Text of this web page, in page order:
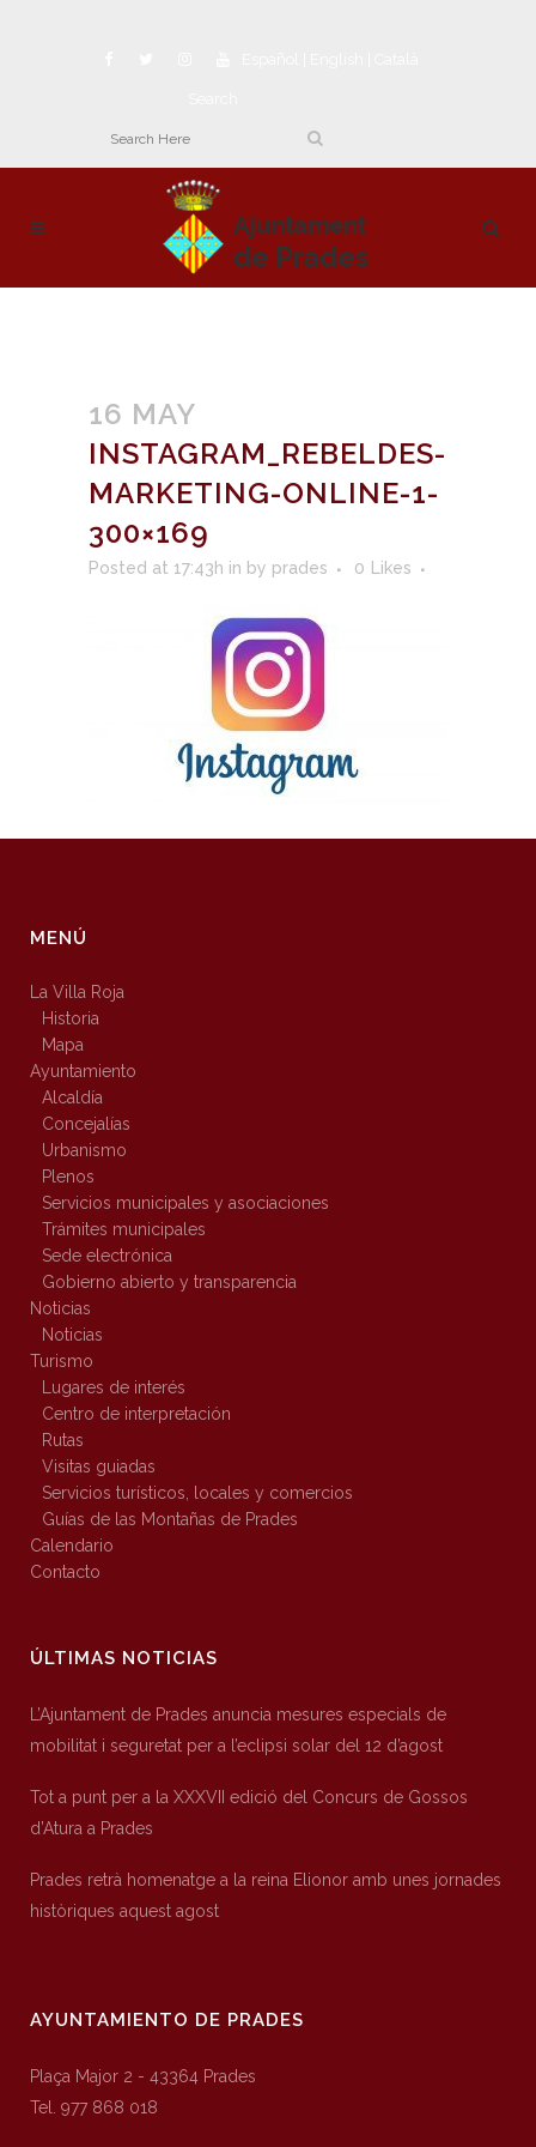
16 MAY
INSTAGRAM_REBELDES-
MARKETING-ONLINE-1-
300×169
Posted at 17:43h in by prades 0 Likes
MENÚ
La Villa Roja
Historia
Mapa
Ayuntamiento
Alcaldía
Concejalías
Urbanismo
Plenos
Servicios municipales y asociaciones
Trámites municipales
Sede electrónica
Gobierno abierto y transparencia
Noticias
Noticias
Turismo
Lugares de interés
Centro de interpretación
Rutas
Visitas guiadas
Servicios turísticos, locales y comercios
Guías de las Montañas de Prades
Calendario
Contacto
ÚLTIMAS NOTICIAS
L’Ajuntament de Prades anuncia mesures especials de
mobilitat i seguretat per a l’eclipsi solar del 12 d’agost
Tot a punt per a la XXXVII edició del Concurs de Gossos
d’Atura a Prades
Prades retrà homenatge a la reina Elionor amb unes jornades
històriques aquest agost
AYUNTAMIENTO DE PRADES
Plaça Major 2 - 43364 Prades
Tel. 977 868 018